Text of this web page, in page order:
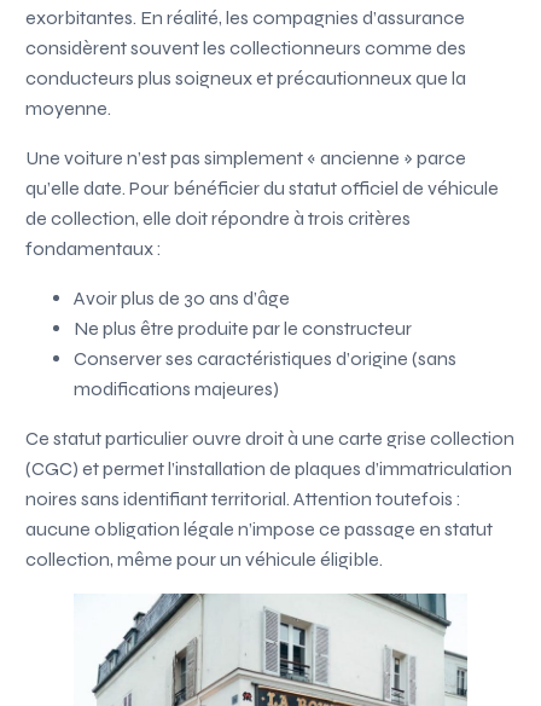
exorbitantes. En réalité, les compagnies d’assurance
considèrent souvent les collectionneurs comme des
conducteurs plus soigneux et précautionneux que la
moyenne.
Une voiture n’est pas simplement « ancienne » parce
qu’elle date. Pour bénéficier du statut officiel de véhicule
de collection, elle doit répondre à trois critères
fondamentaux :
Avoir plus de 30 ans d’âge
Ne plus être produite par le constructeur
Conserver ses caractéristiques d’origine (sans
modifications majeures)
Ce statut particulier ouvre droit à une carte grise collection
(CGC) et permet l’installation de plaques d’immatriculation
noires sans identifiant territorial. Attention toutefois :
aucune obligation légale n’impose ce passage en statut
collection, même pour un véhicule éligible.